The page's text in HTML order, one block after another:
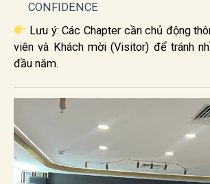
CONFIDENCE
Lưu ý: Các Chapter cần chủ động
viên và Khách mời (Visitor) để tránh
đầu năm.